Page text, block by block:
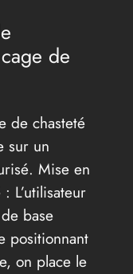
de
de chasteté
sur un
Mise en
L’utilisateur
base
positionnant
on place le